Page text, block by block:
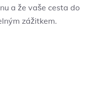
a že vaše cesta do
zážitkem.